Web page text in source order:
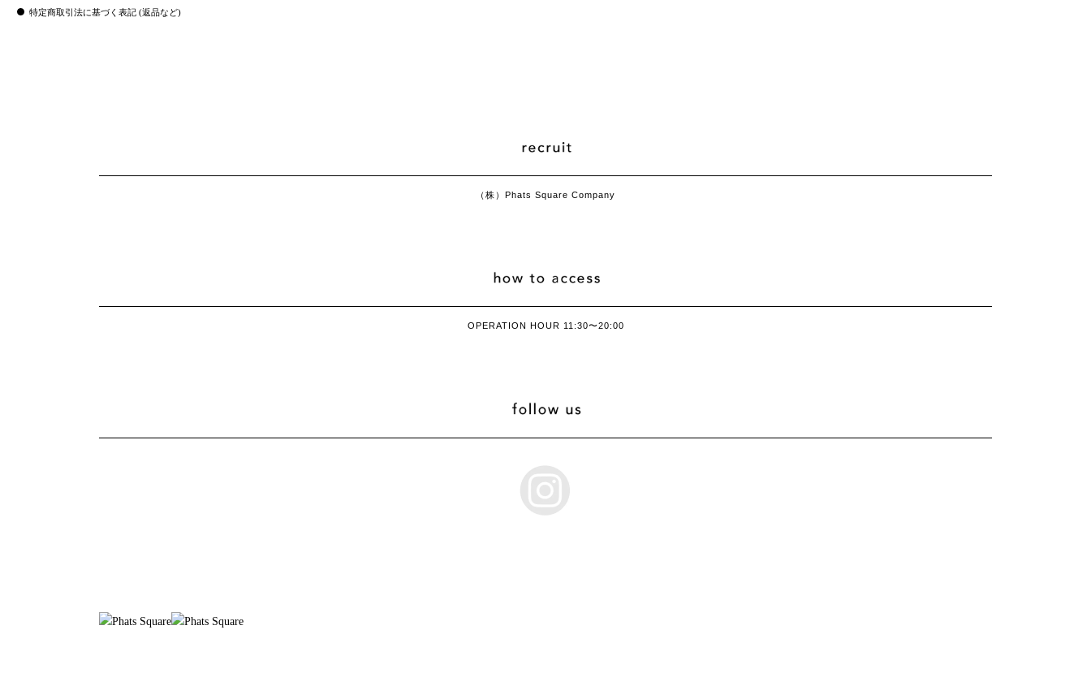
特定商取引法に基づく表記 (返品など)
（株）Phats Square Company
OPERATION HOUR 11:30〜20:00